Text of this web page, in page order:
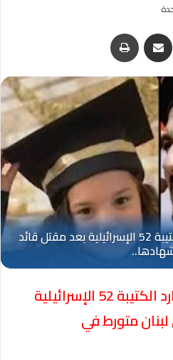
تيلقرام مشاركة عبر البريد
#هند:شبح هند رجب يطارد الكتيبة 52 الإسرائيلية
متورط في